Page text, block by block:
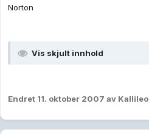
Norton
Vis skjult innhold
Endret 11. oktober 2007 av Kallileo